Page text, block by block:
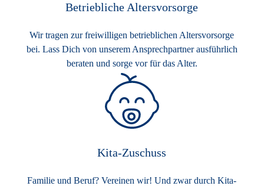
Betriebliche Altersvorsorge
Wir tragen zur freiwilligen betrieblichen Altersvorsorge
bei. Lass Dich von unserem Ansprechpartner ausführlich
beraten und sorge vor für das Alter.
Kita-Zuschuss
Familie und Beruf? Vereinen wir! Und zwar durch Kita-